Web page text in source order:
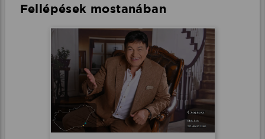
Fellépések mostanában